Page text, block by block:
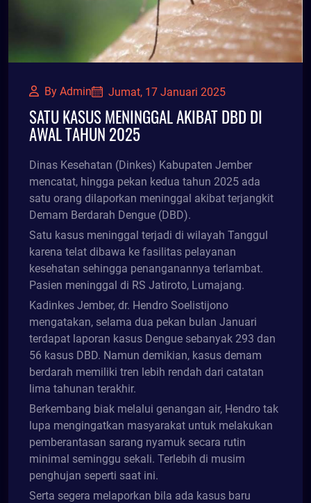
By Admin Jumat, 17 Januari 2025
SATU KASUS MENINGGAL AKIBAT DBD DI
AWAL TAHUN 2025
Dinas Kesehatan (Dinkes) Kabupaten Jember
mencatat, hingga pekan kedua tahun 2025 ada
satu orang dilaporkan meninggal akibat terjangkit
Demam Berdarah Dengue (DBD).
Satu kasus meninggal terjadi di wilayah Tanggul
karena telat dibawa ke fasilitas pelayanan
kesehatan sehingga penanganannya terlambat.
Pasien meninggal di RS Jatiroto, Lumajang.
Kadinkes Jember, dr. Hendro Soelistijono
mengatakan, selama dua pekan bulan Januari
terdapat laporan kasus Dengue sebanyak 293 dan
56 kasus DBD. Namun demikian, kasus demam
berdarah memiliki tren lebih rendah dari catatan
lima tahunan terakhir.
Berkembang biak melalui genangan air, Hendro tak
lupa mengingatkan masyarakat untuk melakukan
pemberantasan sarang nyamuk secara rutin
minimal seminggu sekali. Terlebih di musim
penghujan seperti saat ini.
Serta segera melaporkan bila ada kasus baru